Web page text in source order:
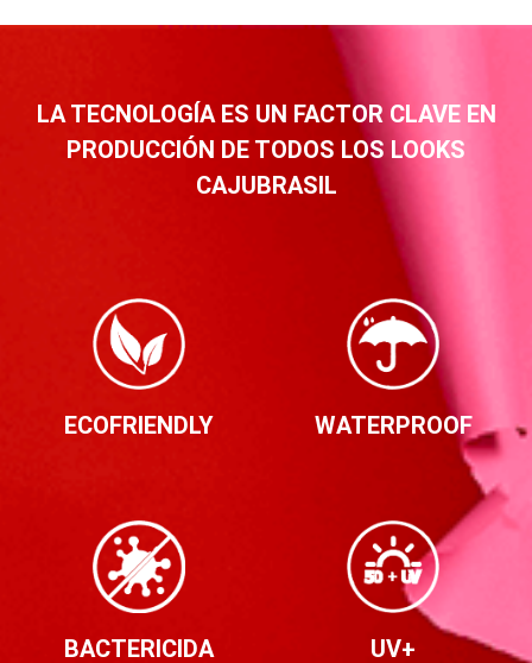
LA TECNOLOGÍA ES UN FACTOR CLAVE EN
PRODUCCIÓN DE TODOS LOS LOOKS
CAJUBRASIL
ECOFRIENDLY WATERPROOF
BACTERICIDA UV+